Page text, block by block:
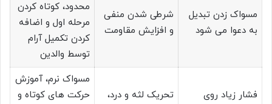
مسواک زدن تبدیل
به دعوا می شود
شرطی شدن منفی
و افزایش مقاومت
محدود، کوتاه کردن
مرحله اول و اضافه
کردن تکمیل آرام
توسط والدین
فشار زیاد روی
تحریک لثه و درد،
مسواک نرم، آموزش
حرکت های کوتاه و